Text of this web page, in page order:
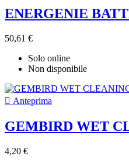
ENERGENIE
50,61 €
Solo online
Non disponibile
 Anteprima
GEMBIRD WET
4,20 €